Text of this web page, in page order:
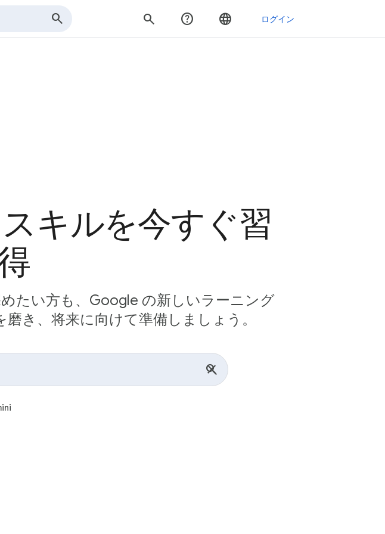
キルを今すぐ習
たい方も、Google の新しいラーニング
き、将来に向けて準備しましょう。